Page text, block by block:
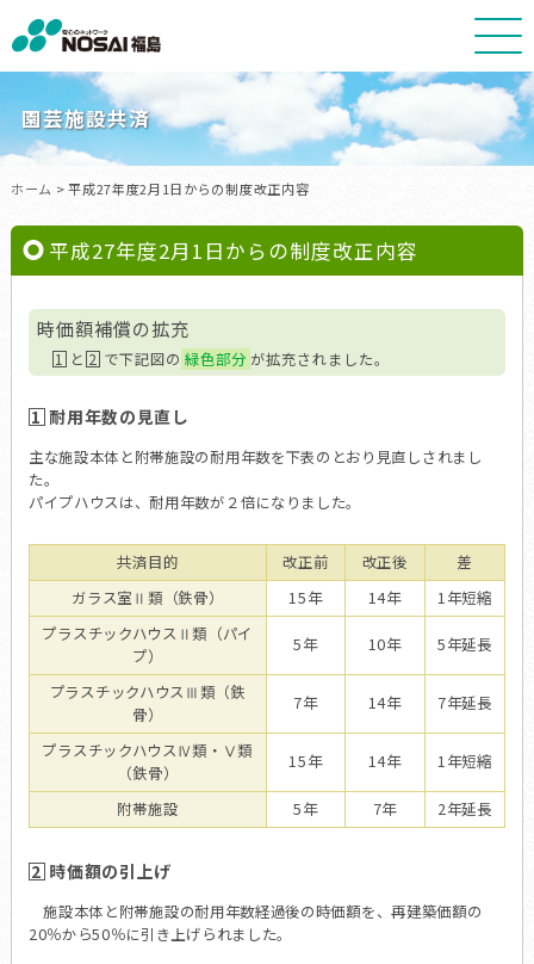
NOSAI
福
園芸施設共済
ホーム > 平成27年度2月1日からの制度改正内容
平成27年度2月1日からの制度改正内容
時価額補償の拡充
1 と 2 で下記図の 緑色部分 が拡充されました。
1 耐用年数の見直し
主な施設本体と附帯施設の耐用年数を下表のとおり見直しされまし
た。
パイプハウスは、耐用年数が２倍になりました。
共済目的 改正前 改正後
差
ガラス室Ⅱ類（鉄骨）
15年 14年
1年短縮
プラスチックハウスⅡ類（パイ
プ）
5年 10年 5年延長
プラスチックハウスⅢ類（鉄
骨）
7年 14年 7年延長
プラスチックハウスⅣ類・Ⅴ類
（鉄骨）
15年 14年 1年短縮
附帯施設 5年 7年 2年延長
2 時価額の引上げ
施設本体と附帯施設の耐用年数経過後の時価額を、再建築価額の
20％から50％に引き上げられました。